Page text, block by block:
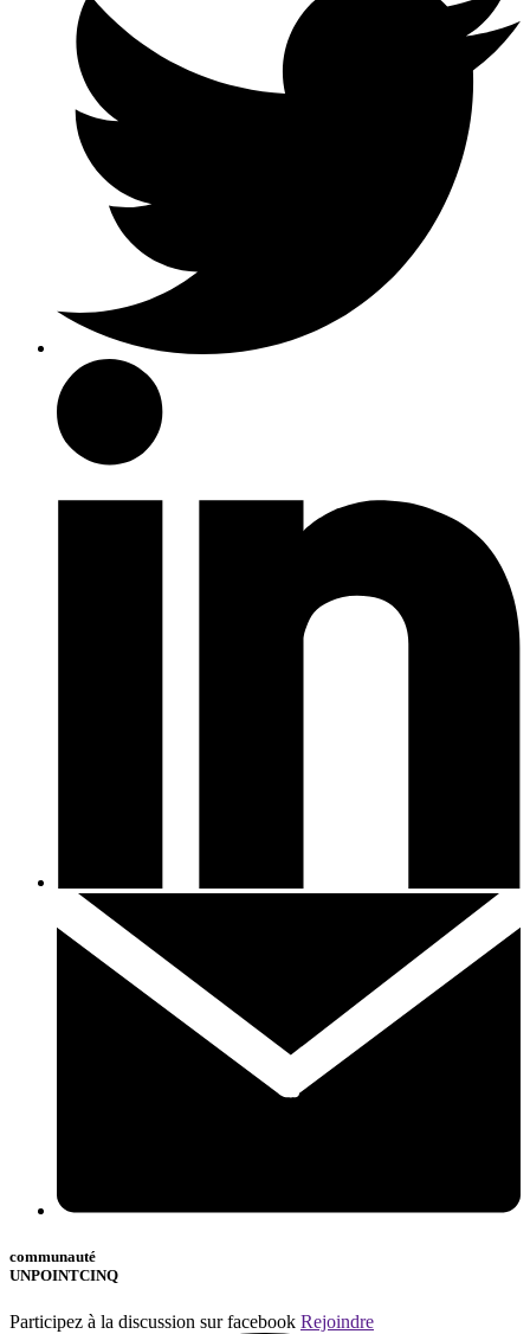
communauté
UNPOINTCINQ
Participez à la discussion sur facebook Rejoindre